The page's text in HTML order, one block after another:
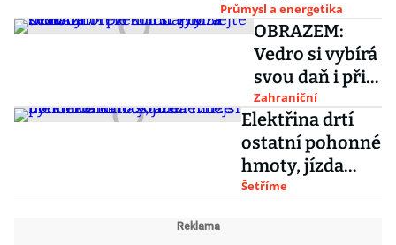
stále ztrátová
Průmysl a energetika
OBRAZEM:
Vedro si vybírá
svou daň i při
žních.
Podívejte se na
ohořelé
kombajny za
miliony
Zahraniční
Elektřina drtí
ostatní pohonné
hmoty, jízda
může být
Šetříme